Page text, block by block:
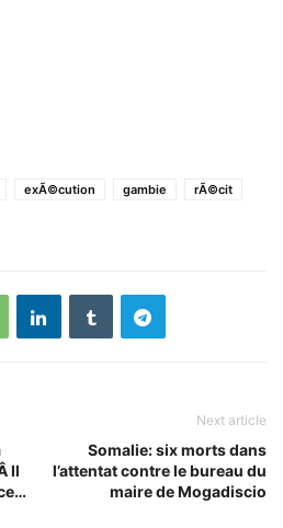
exÃ©cution gambie
rÃ©cit
Il
Next article
Somalie: six morts dans
l’attentat contre le bureau du
maire de Mogadiscio